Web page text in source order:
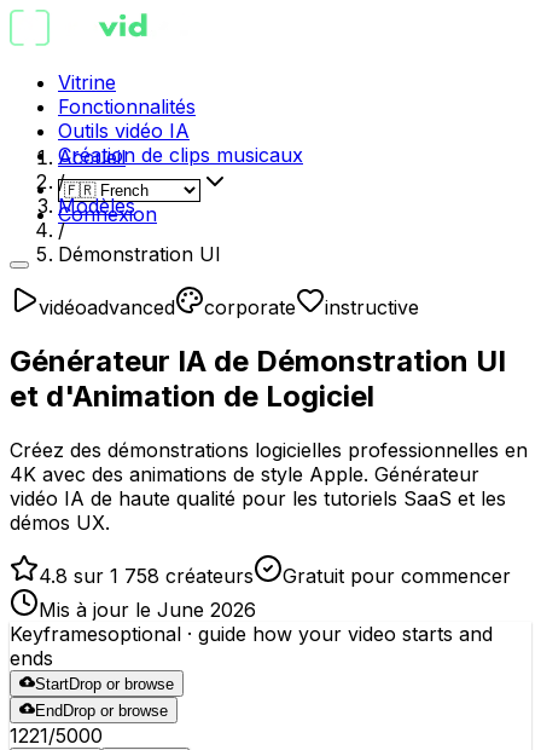
Vitrine
Fonctionnalités
Outils vidéo IA
Création de clips musicaux
Connexion
Accueil
/
Modèles
/
Démonstration UI
vidéoadvanced corporate instructive
Générateur IA de Démonstration UI
et d'Animation de Logiciel
Créez des démonstrations logicielles professionnelles en
4K avec des animations de style Apple. Générateur
vidéo IA de haute qualité pour les tutoriels SaaS et les
démos UX.
4.8 sur 1 758 créateurs
Gratuit pour commencer
Mis à jour le June 2026
Keyframesoptional · guide how your video starts and
ends
StartDrop or browse
End Drop or browse
1221/5000